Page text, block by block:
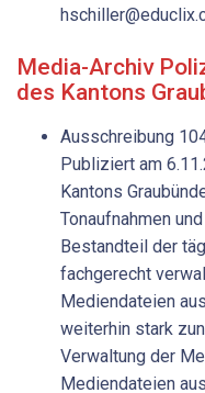
Media-Archiv
des Kantons
Ausschreibung
Publiziert am
Kantons
Tonaufnahmen
Bestandteil der
fachgerecht
Mediendateien
weiterhin stark
Verwaltung der
Mediendateien